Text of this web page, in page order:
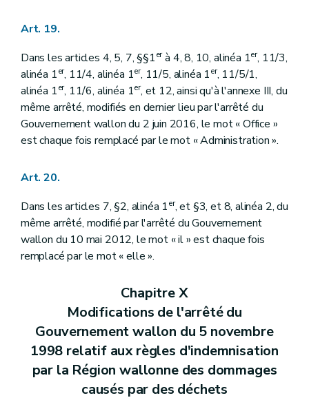
Art. 19.
Dans les articles 4, 5, 7, §§1erà 4, 8, 10, alinéa 1er, 11/3,
alinéa 1er, 11/4, alinéa 1er, 11/5, alinéa 1er, 11/5/1,
alinéa 1er, 11/6, alinéa 1er, et 12, ainsi qu'à l'annexe III, du
même arrêté, modifiés en dernier lieu par l'arrêté du
Gouvernement wallon du 2 juin 2016, le mot « Office »
est chaque fois remplacé par le mot « Administration ».
Art. 20.
Dans les articles 7, §2, alinéa 1er, et §3, et 8, alinéa 2, du
même arrêté, modifié par l'arrêté du Gouvernement
wallon du 10 mai 2012, le mot « il » est chaque fois
remplacé par le mot « elle ».
Chapitre X
Modifications de l'arrêté du
Gouvernement wallon du 5 novembre
1998 relatif aux règles d'indemnisation
par la Région wallonne des dommages
causés par des déchets